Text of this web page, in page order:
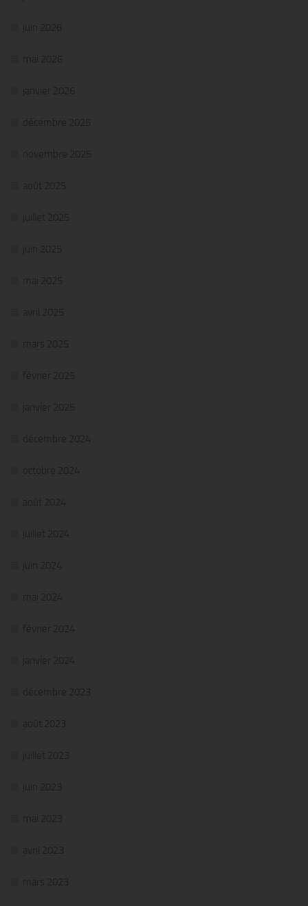
juin 2026
mai 2026
janvier 2026
décembre 2025
novembre 2025
août 2025
juillet 2025
juin 2025
mai 2025
avril 2025
mars 2025
février 2025
janvier 2025
décembre 2024
octobre 2024
août 2024
juillet 2024
juin 2024
mai 2024
février 2024
janvier 2024
décembre 2023
août 2023
juillet 2023
juin 2023
mai 2023
avril 2023
mars 2023